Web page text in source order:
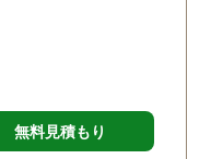
無料見積もり